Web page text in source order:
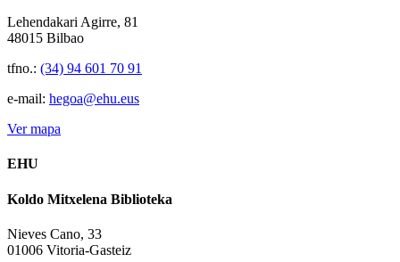
Lehendakari Agirre, 81
48015 Bilbao
tfno.: (34) 94 601 70 91
e-mail: hegoa@ehu.eus
Ver mapa
EHU
Koldo Mitxelena Biblioteka
Nieves Cano, 33
01006 Vitoria-Gasteiz